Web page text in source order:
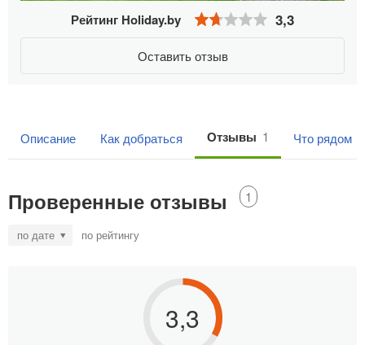
Рейтинг Holiday.by 3,3
Оставить отзыв
Описание Как добраться Отзывы 1 Что рядом
Проверенные отзывы 1
по дате по рейтингу
3,3